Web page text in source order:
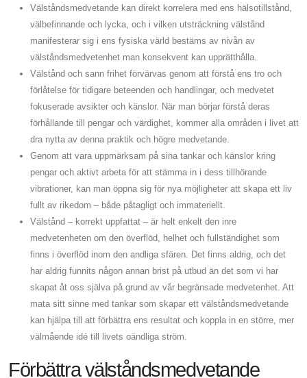
Välståndsmedvetande kan direkt korrelera med ens hälsotillstånd,
välbefinnande och lycka, och i vilken utsträckning välstånd
manifesterar sig i ens fysiska värld bestäms av nivån av
välståndsmedvetenhet man konsekvent kan upprätthålla.
Välstånd och sann frihet förvärvas genom att förstå ens tro och
förlåtelse för tidigare beteenden och handlingar, och medvetet
fokuserade avsikter och känslor. När man börjar förstå deras
förhållande till pengar och värdighet, kommer alla områden i livet att
dra nytta av denna praktik och högre medvetande.
Genom att vara uppmärksam på sina tankar och känslor kring
pengar och aktivt arbeta för att stämma in i dess tillhörande
vibrationer, kan man öppna sig för nya möjligheter att skapa ett liv
fullt av rikedom – både påtagligt och immateriellt.
Välstånd – korrekt uppfattat – är helt enkelt den inre
medvetenheten om den överflöd, helhet och fullständighet som
finns i överflöd inom den andliga sfären. Det finns aldrig, och det
har aldrig funnits någon annan brist på utbud än det som vi har
skapat åt oss själva på grund av vår begränsade medvetenhet. Att
mata sitt sinne med tankar som skapar ett välståndsmedvetande
kan hjälpa till att förbättra ens resultat och koppla in en större, mer
välmående idé till livets oändliga ström.
Förbättra välståndsmedvetande